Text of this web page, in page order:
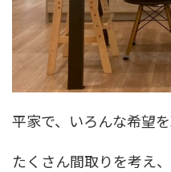
平家で、いろんな希望
たくさん間取りを考え